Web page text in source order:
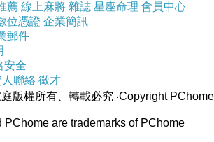
薦 線上麻將 雜誌 星座命理 會員中心
位憑證 企業簡訊
郵件
安全
聯絡 徵才
庭版權所有、轉載必究 ‧Copyright PChome
PChome are trademarks of PChome